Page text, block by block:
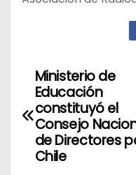
N
v
Ministerio de
Educación
constituyó el
Consejo
de Directores
Chile